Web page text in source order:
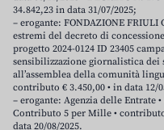
34.842,23 in data 31/07/2025;
– erogante: FONDAZIONE FRIULI
estremi del decreto di
progetto 2024-0124 ID 23405
sensibilizzazione giornalistica dei
all’assemblea della comunità
contributo € 3.450,00 • in data 12/
– erogante: Agenzia delle Entrate
Contributo 5 per Mille •
data 20/08/2025.